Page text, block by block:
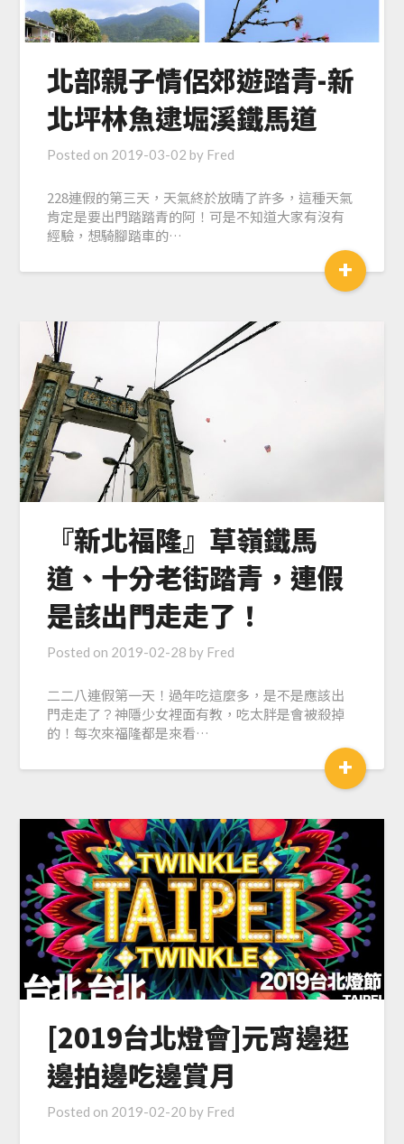
北部親子情侶郊遊踏青-新
北坪林魚逮堀溪鐵馬道
Posted on 2019-03-02 by Fred
228連假的第三天，天氣終於放晴了許多，這種天氣
肯定是要出門踏踏青的阿！可是不知道大家有沒有
經驗，想騎腳踏車的…
+
『新北福隆』草嶺鐵馬
道、十分老街踏青，連假
是該出門走走了！
Posted on 2019-02-28 by Fred
二二八連假第一天！過年吃這麼多，是不是應該出
門走走了？神隱少女裡面有教，吃太胖是會被殺掉
的！每次來福隆都是來看…
+
[2019台北燈會]元宵邊逛
邊拍邊吃邊賞月
Posted on 2019-02-20 by Fred